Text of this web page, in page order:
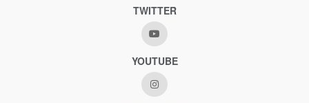
TWITTER
YOUTUBE